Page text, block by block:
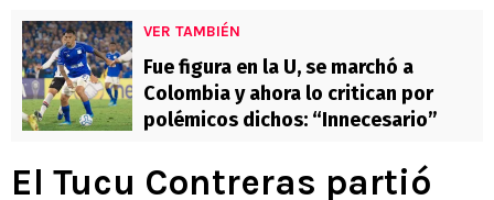
VER TAMBIÉN
Fue figura en la U, se marchó a
Colombia y ahora lo critican por
polémicos dichos: “Innecesario”
El Tucu Contreras partió